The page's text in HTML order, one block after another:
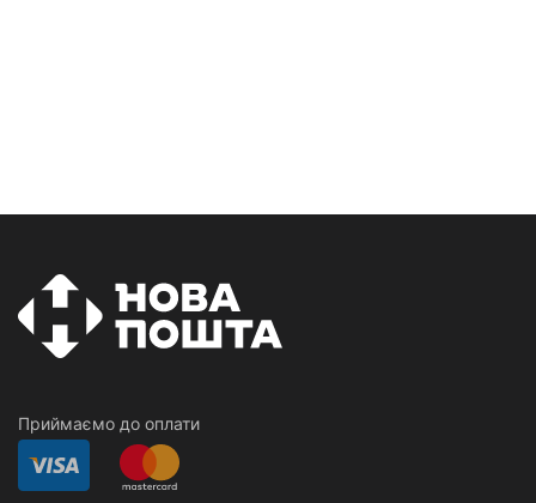
Приймаємо до оплати